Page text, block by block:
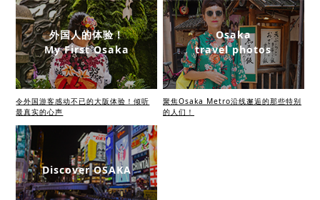
外国人的体验！
My First Osaka
令外国游客感动不已的大阪体验！倾听
最真实的心声
Osaka
travel photos
聚焦Osaka Metro沿线邂逅的那些特别
的人们！
Discover OSAKA